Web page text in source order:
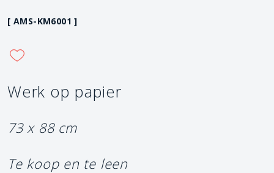
[ AMS-KM6001 ]
Werk op papier
73 x 88 cm
Te koop en te leen